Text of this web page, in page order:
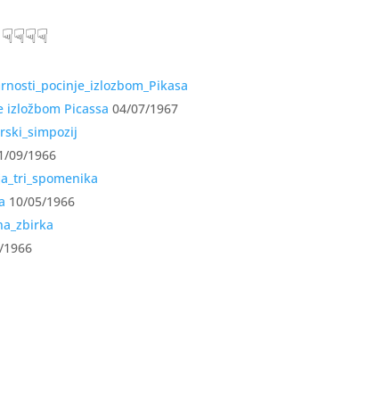
izložbom Picassa 04/07/1967
09/1966
10/05/1966